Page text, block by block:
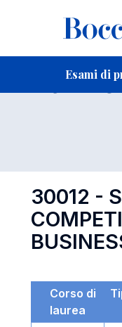
Esami di
30012 -
Corso di
laurea